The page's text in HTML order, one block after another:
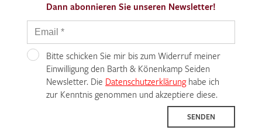
Dann abonnieren Sie unseren Newsletter!
Bitte schicken Sie mir bis zum Widerruf meiner
Einwilligung den Barth & Könenkamp Seiden
Newsletter. Die Datenschutzerklärunghabe ich
zur Kenntnis genommen und akzeptiere diese.
SENDEN